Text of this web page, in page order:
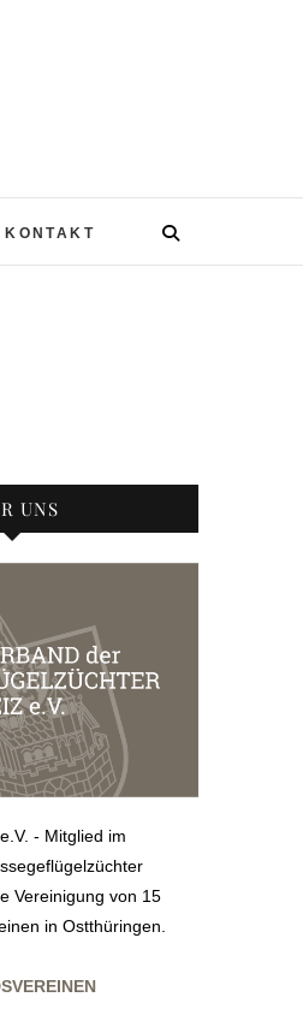
KONTAKT
UNS
- Mitglied im
Vereinigung von 15
in Ostthüringen.